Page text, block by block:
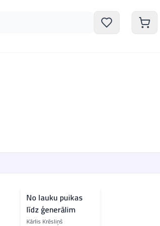
No lauku puikas
līdz ģenerālim
Kārlis Krēsliņš